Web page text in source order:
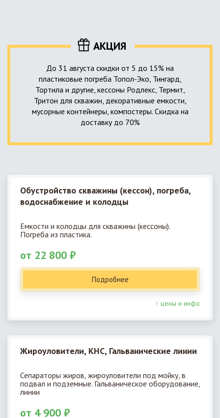
высокотехнологичное устройство, встраиваемое в
канализационную систему и обеспечивающее
АКЦИЯ
До 31 августа скидки от 5 до 15% на
пластиковые погреба Топол-Эко, Тингард,
Тортила и другие, кессоны Родлекс, Термит,
Тритон для скважин, декоративные емкости,
мусорные контейнеры, компостеры. Скидка на
доставку до 70%
Обустройство скважины (кессон), погреба,
водоснабжение и колодцы
Емкости и колодцы для скважины (кессоны).
Погреба из пластика.
от 22 800 ₽
Подробнее
↑ цены и инфо
Жироуловители, КНС, Гальванические линии
Сепараторы жиров, жироуловители под мойку, в
подвал и подземные. Гальваническое оборудование,
линии
от 4 900 ₽